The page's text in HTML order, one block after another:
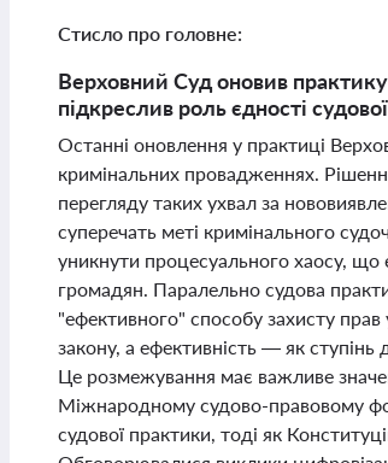
Стисло про головне:
Верховний Суд оновив
підкреслив роль єдності
Останні оновлення у практиці
кримінальних провадженнях.
перегляду таких ухвал за
суперечать меті кримінального
уникнути процесуального хаосу, що
громадян. Паралельно судова
"ефективного" способу захисту прав
закону, а ефективність — як ступінь
Це розмежування має важливе
Міжнародному судово-правовому
судової практики, тоді як